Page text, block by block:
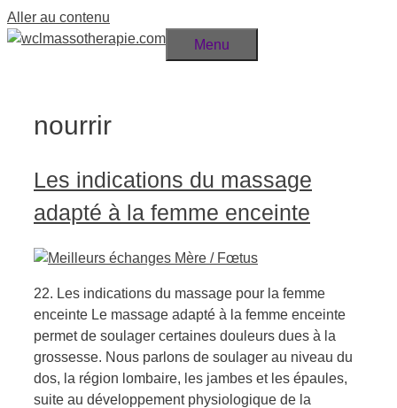
Aller au contenu
Menu
nourrir
Les indications du massage
adapté à la femme enceinte
22. Les indications du massage pour la femme
enceinte Le massage adapté à la femme enceinte
permet de soulager certaines douleurs dues à la
grossesse. Nous parlons de soulager au niveau du
dos, la région lombaire, les jambes et les épaules,
suite au développement physiologique de la